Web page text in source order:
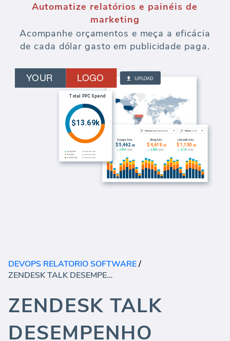
Automatize relatórios e painéis de
marketing
Acompanhe orçamentos e meça a eficácia
de cada dólar gasto em publicidade paga.
DEVOPS RELATORIO SOFTWARE/
ZENDESK TALK DESEMPENHO
ZENDESK TALK
DESEMPENHO